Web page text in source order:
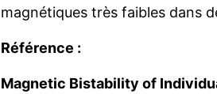
magnétiques très faibles dans
Référence :
Magnetic Bistability of